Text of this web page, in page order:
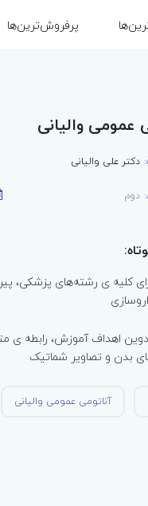
پرفروش‌ترین‌ها
عمومی والیانی
دکتر علی والیانی
دوم
کلیه ی رشته‌های پزشکی،
اهداف آموزش، رابطه ی
بدن و تصاویر شماتیک
آناتومی عمومی والیانی